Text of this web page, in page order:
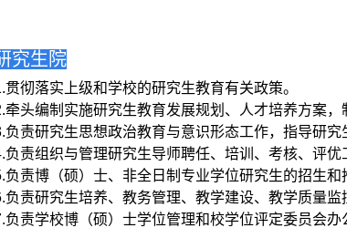
究生院
贯彻落实上级和学校的研究生教育有关政策。
牵头编制实施研究生教育发展规划、人才培养方案，
负责研究生思想政治教育与意识形态工作，指导研究
负责组织与管理研究生导师聘任、培训、考核、评优
负责博（硕）士、非全日制专业学位研究生的招生和
负责研究生培养、教务管理、教学建设、教学质量监
负责学校博（硕）士学位管理和校学位评定委员会办